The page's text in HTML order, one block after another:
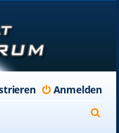
Anmelden